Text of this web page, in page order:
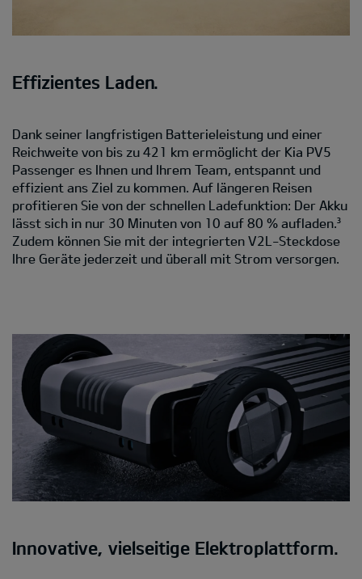
Effizientes Laden.
Dank seiner langfristigen Batterieleistung und einer
Reichweite von bis zu 421 km ermöglicht der Kia PV5
Passenger es Ihnen und Ihrem Team, entspannt und
effizient ans Ziel zu kommen. Auf längeren Reisen
profitieren Sie von der schnellen Ladefunktion: Der Akku
lässt sich in nur 30 Minuten von 10 auf 80 % aufladen.³
Zudem können Sie mit der integrierten V2L-Steckdose
Ihre Geräte jederzeit und überall mit Strom versorgen.
Innovative, vielseitige Elektroplattform.